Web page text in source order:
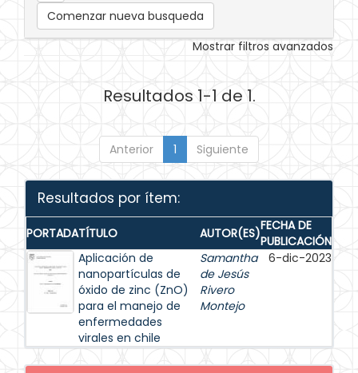
Comenzar nueva busqueda
Mostrar filtros avanzados
Resultados 1-1 de 1.
Anterior 1 Siguiente
Resultados por ítem:
PORTADATÍTULO AUTOR(ES)FECHA DE
PUBLICACIÓN
Aplicación de
nanopartículas de
óxido de zinc (ZnO)
para el manejo de
enfermedades
virales en chile
Samantha
de Jesús
Rivero
Montejo
6-dic-2023